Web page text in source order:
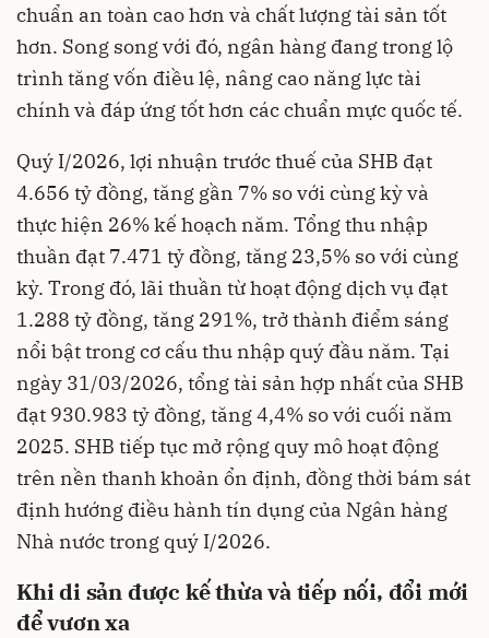
chuẩn an toàn cao hơn và chất lượng tài sản tốt
hơn. Song song với đó, ngân hàng đang trong lộ
trình tăng vốn điều lệ, nâng cao năng lực tài
chính và đáp ứng tốt hơn các chuẩn mực quốc tế.
Quý I/2026, lợi nhuận trước thuế của SHB đạt
4.656 tỷ đồng, tăng gần 7% so với cùng kỳ và
thực hiện 26% kế hoạch năm. Tổng thu nhập
thuần đạt 7.471 tỷ đồng, tăng 23,5% so với cùng
kỳ. Trong đó, lãi thuần từ hoạt động dịch vụ đạt
1.288 tỷ đồng, tăng 291%, trở thành điểm sáng
nổi bật trong cơ cấu thu nhập quý đầu năm. Tại
ngày 31/03/2026, tổng tài sản hợp nhất của SHB
đạt 930.983 tỷ đồng, tăng 4,4% so với cuối năm
2025. SHB tiếp tục mở rộng quy mô hoạt động
trên nền thanh khoản ổn định, đồng thời bám sát
định hướng điều hành tín dụng của Ngân hàng
Nhà nước trong quý I/2026.
Khi di sản được kế thừa và tiếp nối, đổi mới
để vươn xa